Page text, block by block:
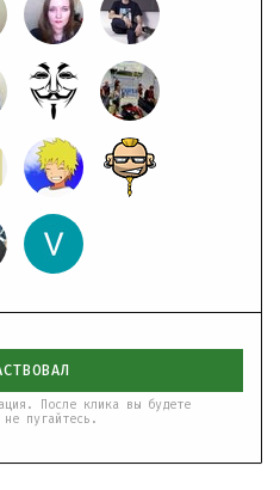
После клика вы будете
пугайтесь.